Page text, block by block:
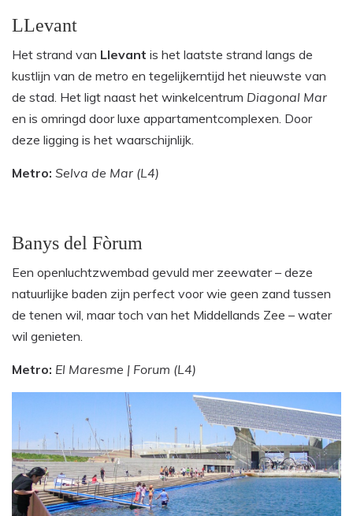
LLevant
Het strand van Llevant is het laatste strand langs de
kustlijn van de metro en tegelijkerntijd het nieuwste van
de stad. Het ligt naast het winkelcentrum Diagonal Mar
en is omringd door luxe appartamentcomplexen. Door
deze ligging is het waarschijnlijk.
Metro: Selva de Mar (L4)
Banys del Fòrum
Een openluchtzwembad gevuld mer zeewater – deze
natuurlijke baden zijn perfect voor wie geen zand tussen
de tenen wil, maar toch van het Middellands Zee – water
wil genieten.
Metro: El Maresme | Forum (L4)